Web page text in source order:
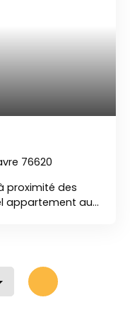
76620
proximité des
appartement au
de se garer en
.